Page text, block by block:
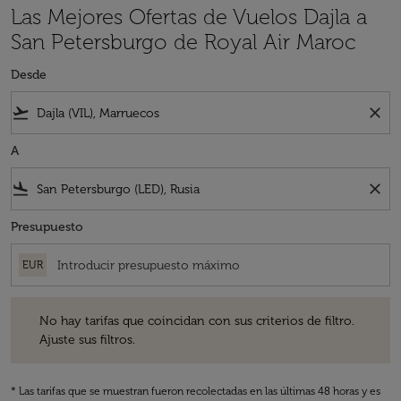
Las Mejores Ofertas de Vuelos Dajla a
San Petersburgo de Royal Air Maroc
Desde
flight_takeoff close
A
flight_land close
Presupuesto
EUR
No hay tarifas que coincidan con sus criterios de filtro.
Ajuste sus filtros.
* Las tarifas que se muestran fueron recolectadas en las últimas 48 horas y es